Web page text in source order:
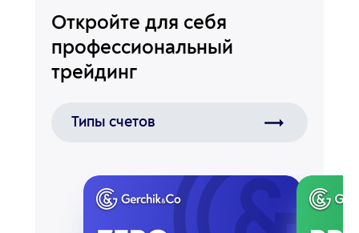
Откройте для себя
профессиональный
трейдинг
Типы счетов